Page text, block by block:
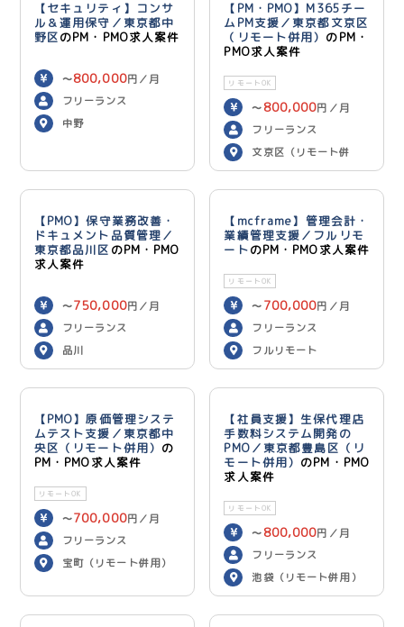
【セキュリティ】コンサ
ル＆運用保守／東京都中
野区のPM・PMO求人案件
〜800,000円／月
フリーランス
中野
【PM・PMO】M365チー
ムPM支援／東京都文京区
（リモート併用） のPM・
PMO求人案件
リモートOK
〜 800,000円／月
フリーランス
文京区（リモート併
用）
【PMO】保守業務改善・
ドキュメント品質管理／
東京都品川区 のPM・PMO
求人案件
〜750,000円／月
フリーランス
品川
【mcframe】管理会計・
業績管理支援／フルリモ
ートのPM・PMO求人案件
リモートOK
〜 700,000円／月
フリーランス
フルリモート
【PMO】原価管理システ
ムテスト支援／東京都中
央区（リモート併用） の
PM・PMO求人案件
リモートOK
〜700,000円／月
フリーランス
宝町（リモート併用）
【社員支援】生保代理店
手数料システム開発の
PMO／東京都豊島区（リ
モート併用） のPM・PMO
求人案件
リモートOK
〜 800,000円／月
フリーランス
池袋（リモート併用）